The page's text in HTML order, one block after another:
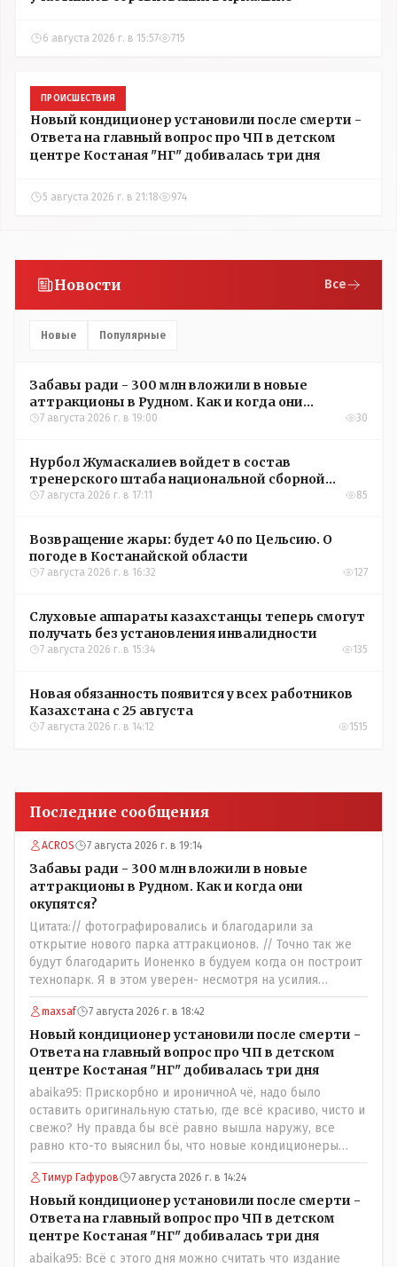
6 августа 2026 г. в 15:57 715
ПРОИСШЕСТВИЯ
Новый кондиционер установили после смерти -
Ответа на главный вопрос про ЧП в детском
центре Костаная "НГ" добивалась три дня
5 августа 2026 г. в 21:18 974
Новости Все
Новые Популярные
Забавы ради - 300 млн вложили в новые
аттракционы в Рудном. Как и когда они
окупятся?
7 августа 2026 г. в 19:00 30
Нурбол Жумаскалиев войдет в состав
тренерского штаба национальной сборной
Казахстана по футболу
7 августа 2026 г. в 17:11 85
Возвращение жары: будет 40 по Цельсию. О
погоде в Костанайской области
7 августа 2026 г. в 16:32 127
Слуховые аппараты казахстанцы теперь смогут
получать без установления инвалидности
7 августа 2026 г. в 15:34 135
Новая обязанность появится у всех работников
Казахстана с 25 августа
7 августа 2026 г. в 14:12 1515
Последние сообщения
ACROS 7 августа 2026 г. в 19:14
Забавы ради - 300 млн вложили в новые
аттракционы в Рудном. Как и когда они
окупятся?
Цитата:// фотографировались и благодарили за
открытие нового парка аттракционов. // Точно так же
будут благодарить Ионенко в будуем когда он построит
технопарк. Я в этом уверен- несмотря на усилия
некоего блогера и примкнувших к нему кучки
рудненских манкуртов. По традиции нашего пенсионера
завершу строками из советской песни: "...это наша с
тобою страна- это наша с тобой биография...."
maxsaf 7 августа 2026 г. в 18:42
Новый кондиционер установили после смерти -
Ответа на главный вопрос про ЧП в детском
центре Костаная "НГ" добивалась три дня
abaika95: Прискорбно и ироничноА чё, надо было
оставить оригинальную статью, где всё красиво, чисто и
свежо? Ну правда бы всё равно вышла наружу, все
равно кто-то выяснил бы, что новые кондиционеры
установлены ПОСЛЕ смерти ребенка. Или тебе такой
вариант не нравится? Ты вообще на чьей стороне в этой
истории? Прискорбно и иронично то, что кондиционеры
заменили после происшествия, и уже после этого
пустили журналистов посмотреть, типа у нас всё
хорошо, смотрите, мальчик просто больной был.
Тимур Гафуров 7 августа 2026 г. в 14:24
Новый кондиционер установили после смерти -
Ответа на главный вопрос про ЧП в детском
центре Костаная "НГ" добивалась три дня
abaika95: Всё с этого дня можно считать что издание